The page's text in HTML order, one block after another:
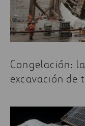
Congelación:
excavación de